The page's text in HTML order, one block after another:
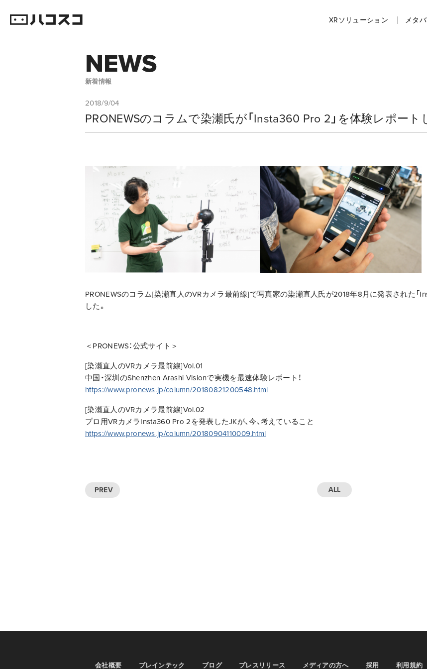
XRソリューション メタ
NEWS
新着情報
2018/9/04
PRONEWSのコラムで染瀬氏が「Insta360 Pro 2」を体験レポー
PRONEWSのコラム[染瀬直人のVRカメラ最前線]で写真家の染瀬直人氏が2018年8月に発表された「
した。
＜PRONEWS：公式サイト＞
[染瀬直人のVRカメラ最前線]Vol.01
中国・深圳のShenzhen Arashi Visionで実機を最速体験レポート！
https://www.pronews.jp/column/20180821200548.html
[染瀬直人のVRカメラ最前線]Vol.02
プロ用VRカメラInsta360 Pro 2を発表したJKが、今、考えていること
https://www.pronews.jp/column/20180904110009.html
PREV ALL
会社概要 ブレインテック ブログ プレスリリース メディアの方へ 採用 利用規約